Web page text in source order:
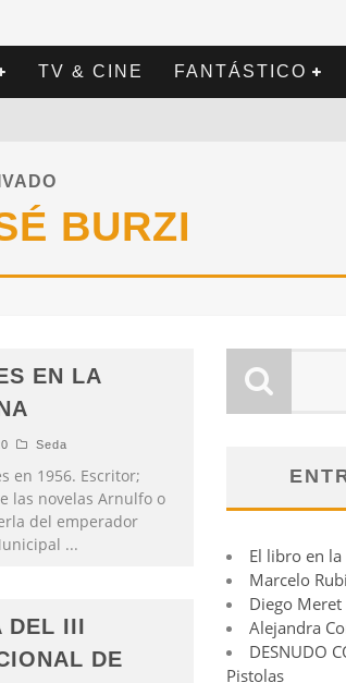
TV & CINE FANTÁSTICO
BURZI
EN LA
Seda
en 1956. Escritor;
las novelas Arnulfo o
del emperador
...
DEL III
DE
El libro en
Marcelo
Diego
Alejandra
DESNUDO
Pistolas